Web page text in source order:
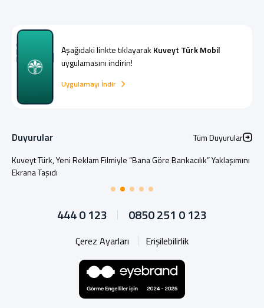
Aşağıdaki linkte tıklayarak Kuveyt Türk Mobil
uygulamasını indirin!
Uygulamayı İndir
Duyurular
Tüm Duyurular
Kuveyt Türk, Yeni Reklam Filmiyle “Bana Göre Bankacılık” Yaklaşımını
Ekrana Taşıdı
444 0 123 0850 251 0 123
Çerez Ayarları Erişilebilirlik